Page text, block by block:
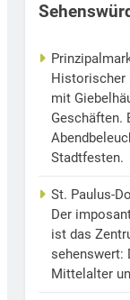
Historischer
mit
Geschäften.
Stadtfesten.
St. Paulus-
Der
ist das
sehenswert:
Mittelalter